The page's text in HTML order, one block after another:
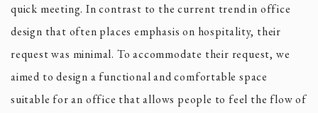
quick meeting. In contrast to the current trend in office
design that often places emphasis on hospitality, their
request was minimal. To accommodate their request, we
aimed to design a functional and comfortable space
suitable for an office that allows people to feel the flow of